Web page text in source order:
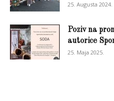
25. Augusta 2024.
Poziv na
autorice
25. Maja 2025.